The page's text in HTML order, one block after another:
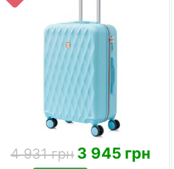
4 931 грн 3 945 грн